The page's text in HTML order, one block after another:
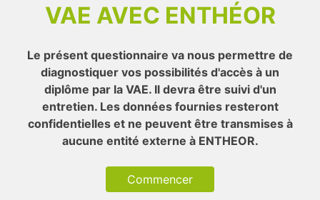
VAE AVEC ENTHÉOR
Le présent questionnaire va nous permettre de
diagnostiquer vos possibilités d'accès à un
diplôme par la VAE. Il devra être suivi d'un
entretien. Les données fournies resteront
confidentielles et ne peuvent être transmises à
aucune entité externe à ENTHEOR.
Commencer